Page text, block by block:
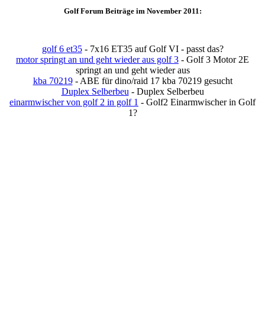
Golf Forum Beiträge im November 2011:
golf 6 et35- 7x16 ET35 auf Golf VI - passt das?
motor springt an und geht wieder aus golf 3 - Golf 3 Motor 2E
springt an und geht wieder aus
kba 70219- ABE für dino/raid 17 kba 70219 gesucht
Duplex Selberbeu - Duplex Selberbeu
einarmwischer von golf 2 in golf 1 - Golf2 Einarmwischer in Golf
1?